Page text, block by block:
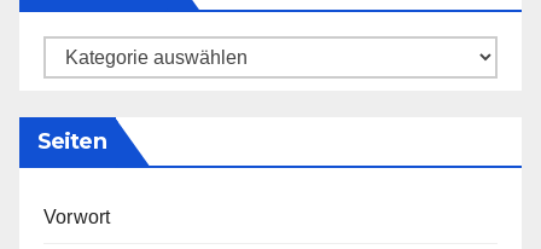
Kategorien
Seiten
Vorwort